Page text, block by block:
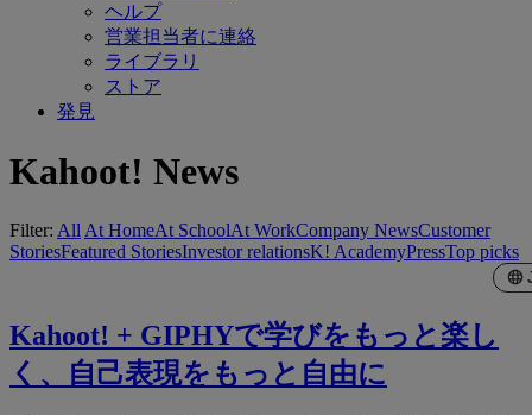
ヘルプ
営業担当者に連絡
ライブラリ
ストア
発見
Kahoot! News
Filter: All At HomeAt SchoolAt WorkCompany NewsCustomer
StoriesFeatured StoriesInvestor relationsK! AcademyPressTop picks
Kahoot! + GIPHYで学びをもっと楽し
く、自己表現をもっと自由に